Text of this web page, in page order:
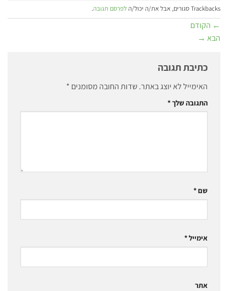
Trackbacks סגורים, אבל את/ה יכול/ה לפרסם תגובה.
← הקודם
הבא →
כתיבת תגובה
האימייל לא יוצג באתר.שדות החובה מסומנים *
התגובה שלך*
שם*
אימייל*
אתר